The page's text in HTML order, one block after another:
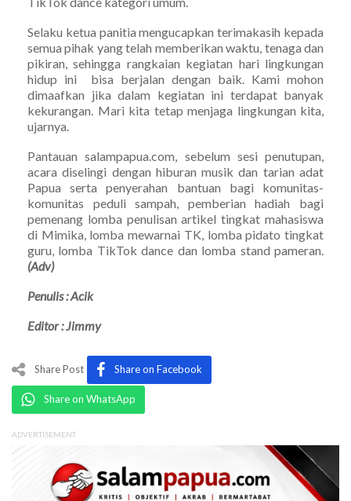
Selaku ketua panitia mengucapkan terimakasih kepada
semua pihak yang telah memberikan waktu, tenaga dan
pikiran, sehingga rangkaian kegiatan hari lingkungan
hidup ini bisa berjalan dengan baik. Kami mohon
dimaafkan jika dalam kegiatan ini terdapat banyak
kekurangan. Mari kita tetap menjaga lingkungan kita,
ujarnya.
Pantauan salampapua.com, sebelum sesi penutupan,
acara diselingi dengan hiburan musik dan tarian adat
Papua serta penyerahan bantuan bagi komunitas-
komunitas peduli sampah, pemberian hadiah bagi
pemenang lomba penulisan artikel tingkat mahasiswa
di Mimika, lomba mewarnai TK, lomba pidato tingkat
guru, lomba TikTok dance dan lomba stand pameran.
(Adv)
Penulis : Acik
Editor : Jimmy
Share Post Share on Facebook
Share on WhatsApp
ADVERTISEMENT